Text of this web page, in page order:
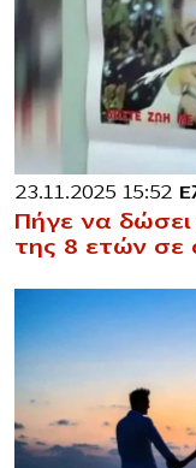
23.11.2025 15:52
Πήγε να δώσει
της 8 ετών σε